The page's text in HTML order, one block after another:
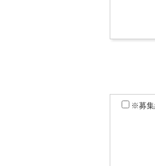
※募